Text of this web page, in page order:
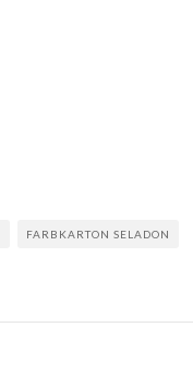
FARBKARTON SELADON